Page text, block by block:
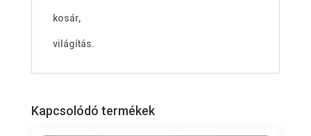
kosár,
világítás.
Kapcsolódó termékek